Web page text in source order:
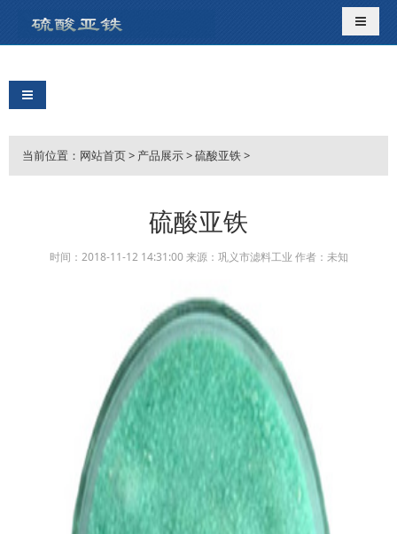
导航切
导航切换
当前位置： 网站首页> 产品展示>硫酸亚铁>
硫酸亚铁
时间：2018-11-12 14:31:00 来源：巩义市滤料工业 作者：未知